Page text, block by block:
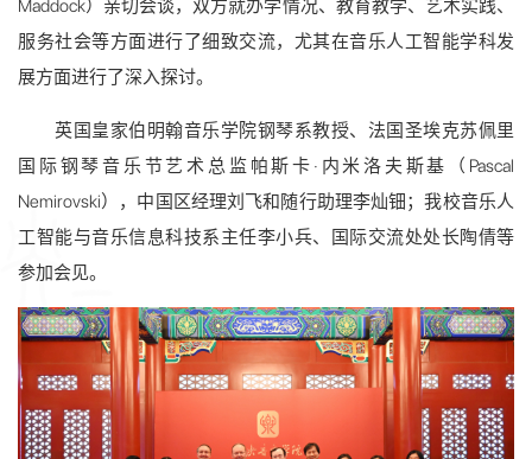
Maddock）亲切会谈，双方就办学情况、教育教学、艺术实践、
服务社会等方面进行了细致交流，尤其在音乐人工智能学科发
展方面进行了深入探讨。
英国皇家伯明翰音乐学院钢琴系教授、法国圣埃克苏佩里
国际钢琴音乐节艺术总监帕斯卡·内米洛夫斯基（Pascal
Nemirovski），中国区经理刘飞和随行助理李灿钿；我校音乐人
工智能与音乐信息科技系主任李小兵、国际交流处处长陶倩等
参加会见。